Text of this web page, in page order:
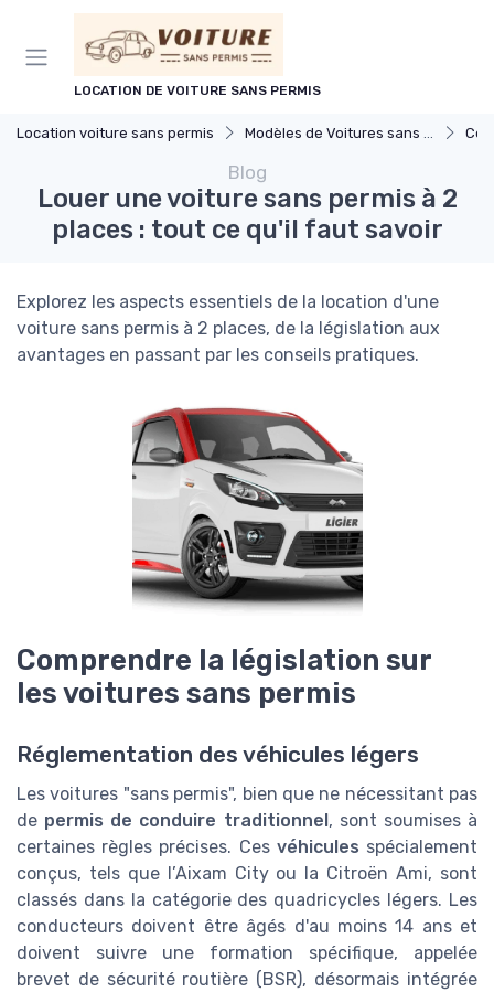
LOCATION DE VOITURE SANS PERMIS
Location voiture sans permis Modèles de Voitures sans Permis
Blog
Louer une voiture sans permis à 2
places : tout ce qu'il faut savoir
Explorez les aspects essentiels de la location d'une
voiture sans permis à 2 places, de la législation aux
avantages en passant par les conseils pratiques.
Comprendre la législation sur
les voitures sans permis
Réglementation des véhicules légers
Les voitures "sans permis", bien que ne nécessitant pas
de permis de conduire traditionnel, sont soumises à
certaines règles précises. Ces véhicules spécialement
conçus, tels que l’Aixam City ou la Citroën Ami, sont
classés dans la catégorie des quadricycles légers. Les
conducteurs doivent être âgés d'au moins 14 ans et
doivent suivre une formation spécifique, appelée
brevet de sécurité routière (BSR), désormais intégrée